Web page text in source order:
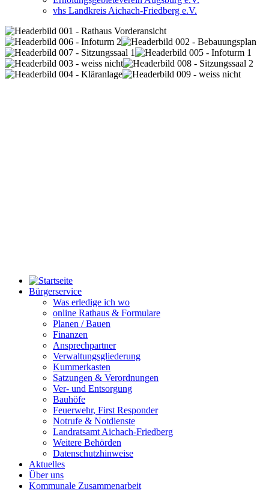
vhs Landkreis Aichach-Friedberg e.V.
Bürgerservice
Was erledige ich wo
online Rathaus & Formulare
Planen / Bauen
Finanzen
Ansprechpartner
Verwaltungsgliederung
Kummerkasten
Satzungen & Verordnungen
Ver- und Entsorgung
Bauhöfe
Feuerwehr, First Responder
Notrufe & Notdienste
Landratsamt Aichach-Friedberg
Weitere Behörden
Datenschutzhinweise
Aktuelles
Über uns
Kommunale Zusammenarbeit